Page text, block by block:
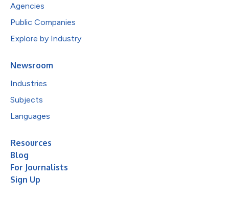
Agencies
Public Companies
Explore by Industry
Newsroom
Industries
Subjects
Languages
Resources
Blog
For Journalists
Sign Up